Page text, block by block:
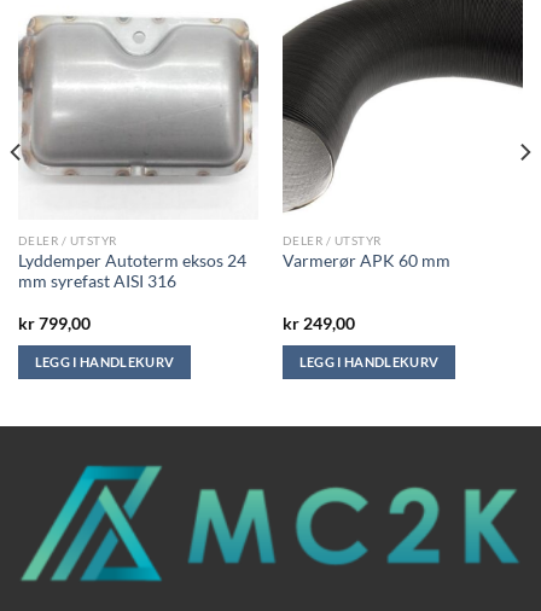
DELER / UTSTYR
Lyddemper Autoterm eksos 24
mm syrefast AISI 316
kr799,00
LEGG I HANDLEKURV
DELER / UTSTYR
Varmerør APK 60 mm
kr249,00
LEGG I HANDLEKURV